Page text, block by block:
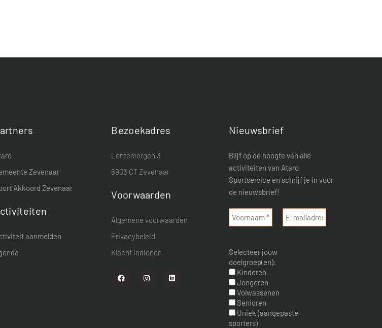
Zevenaar
Akkoord Zevenaar
aanmelden
Bezoekadres
Lentemorgen 3
6903 CT Zevenaar
Voorwaarden
Algemene voorwaarden
Privacybeleid
Klacht indienen
Nieuwsbrief
Blijf op de hoogte van alle
activiteiten van Ataro
Sportservice en schrijf je in voor
de nieuwsbrief!
Selecteer jouw
doelgroep(en):
Kinderen
Jongeren
Volwassenen
Senioren
Uniek (aangepaste
sporters)